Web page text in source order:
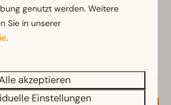
genutzt werden. Weitere
Sie in unserer
.
akzeptieren
Einstellungen